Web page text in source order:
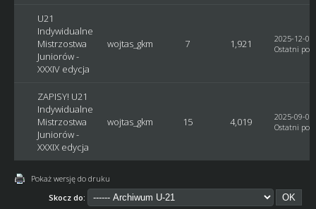
U21
Indywidualne
Mistrzostwa
Juniorów -
XXXIV edycja
wojtas_gkm 7 1,921
2025-12-
Ostatni post
ZAPISY! U21
Indywidualne
Mistrzostwa
Juniorów -
XXXIX edycja
wojtas_gkm 15 4,019
2025-09-
Ostatni post
Pokaż wersję do druku
Skocz do: